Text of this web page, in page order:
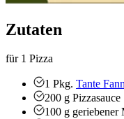
Zutaten
für 1 Pizza
1 Pkg. Tante
200 g Pizzasauce
100 g geriebener